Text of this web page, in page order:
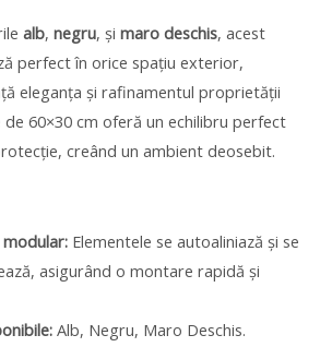
alb, negru, și maro deschis, acest
perfect în orice spațiu exterior,
eleganța și rafinamentul proprietății
de 60×30 cm oferă un echilibru perfect
creând un ambient deosebit.
Elementele se autoaliniază și se
asigurând o montare rapidă și
Alb, Negru, Maro Deschis.